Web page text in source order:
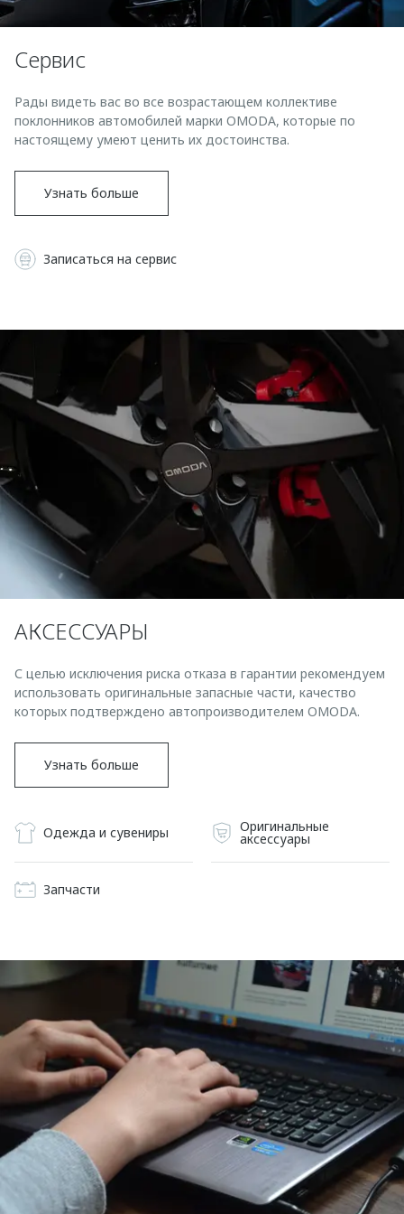
Одежда и сувениры
Оригинальные аксессуары
Запчасти
Клиентская поддержка
O&J Автоклуб
Приложение O&J
Аксессуары
Обратная связь
Сервис
Рады видеть вас во все возрастающем коллективе
поклонников автомобилей марки OMODA, которые по
настоящему умеют ценить их достоинства.
Узнать больше
Записаться на сервис
АКСЕССУАРЫ
С целью исключения риска отказа в гарантии рекомендуем
использовать оригинальные запасные части, качество
которых подтверждено автопроизводителем OMODA.
Узнать больше
Одежда и сувениры Оригинальные
аксессуары
Запчасти